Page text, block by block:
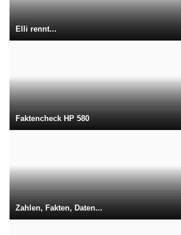
Elli rennt...
Faktencheck HP 580
Zahlen, Fakten, Daten...